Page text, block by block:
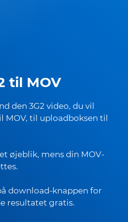
til MOV
den 3G2 video, du vil
MOV, til uploadboksen til
øjeblik, mens din MOV-
download-knappen for
resultatet gratis.